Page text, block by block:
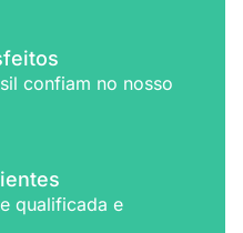
confiam no nosso
qualificada e